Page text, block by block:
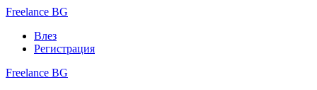
Freelance BG
Влез
Регистрация
Freelance BG